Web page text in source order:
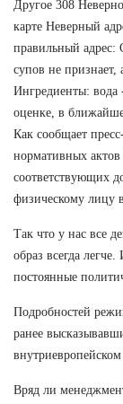
Другое 308
карте Неверный
правильный
супов не признает,
Ингредиенты:
оценке, в
Как сообщает
нормативных
соответствующих
физическому лицу
Так что у нас все
образ всегда
постоянные
Подробностей
ранее
Вряд ли